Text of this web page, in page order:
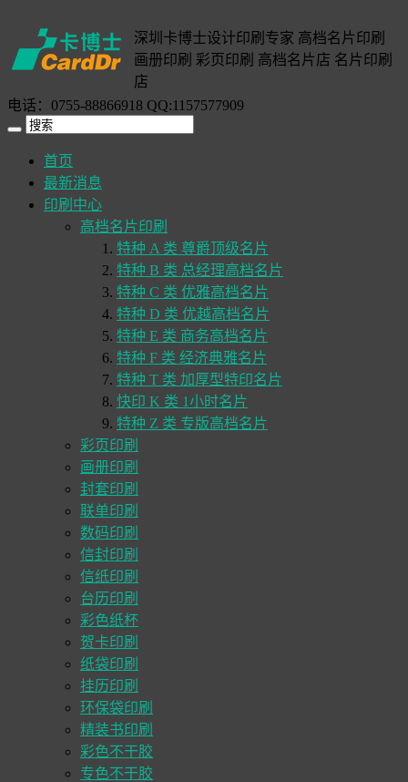
深圳卡博士设计印刷专家 高档名片印刷
画册印刷 彩页印刷 高档名片店 名片印刷
店
电话：0755-88866918 QQ:1157577909
首页
最新消息
印刷中心
高档名片印刷
特种 A 类 尊爵顶级名片
特种 B 类 总经理高档名片
特种 C 类 优雅高档名片
特种 D 类 优越高档名片
特种 E 类 商务高档名片
特种 F 类 经济典雅名片
特种 T 类 加厚型特印名片
快印 K 类 1小时名片
特种 Z 类 专版高档名片
彩页印刷
画册印刷
封套印刷
联单印刷
数码印刷
信封印刷
信纸印刷
台历印刷
彩色纸杯
贺卡印刷
纸袋印刷
挂历印刷
环保袋印刷
精装书印刷
彩色不干胶
专色不干胶